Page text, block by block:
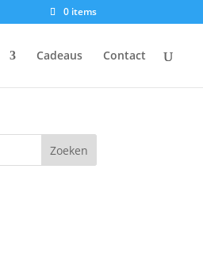
0 items
Cadeaus Contact